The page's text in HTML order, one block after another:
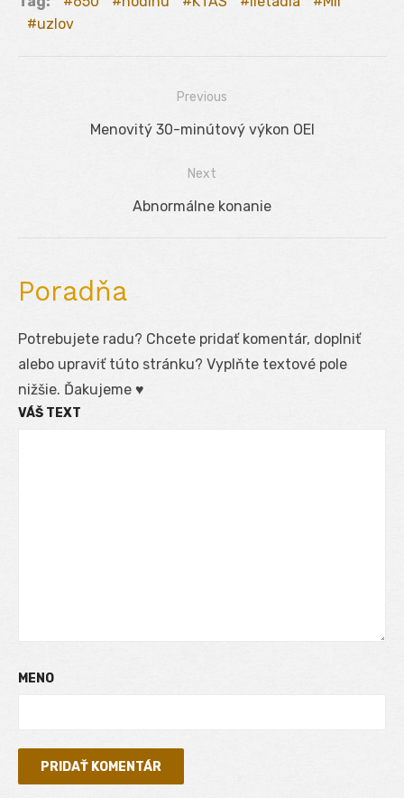
uzlov
Navigácia
Previous
Previous
Menovitý 30-minútový výkon OEI
Next
Next
Abnormálne konanie
Poradňa
Potrebujete radu? Chcete pridať komentár, doplniť
alebo upraviť túto stránku? Vyplňte textové pole
nižšie. Ďakujeme ♥
VÁŠ TEXT
MENO